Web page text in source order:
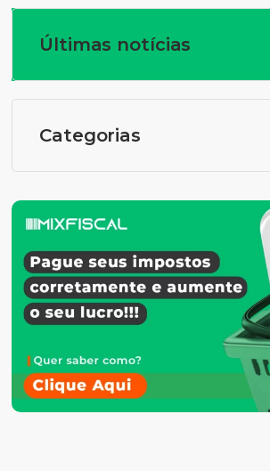
Últimas notícias
Categorias